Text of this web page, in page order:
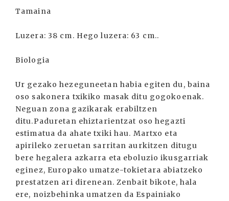
Tamaina
Luzera: 38 cm. Hego luzera: 63 cm..
Biologia
Ur gezako hezeguneetan habia egiten du, baina
oso sakonera txikiko masak ditu gogokoenak.
Neguan zona gazikarak erabiltzen
ditu.Paduretan ehiztarientzat oso hegazti
estimatua da ahate txiki hau. Martxo eta
apirileko zeruetan sarritan aurkitzen ditugu
bere hegalera azkarra eta eboluzio ikusgarriak
eginez, Europako umatze-tokietara abiatzeko
prestatzen ari direnean. Zenbait bikote, hala
ere, noizbehinka umatzen da Espainiako